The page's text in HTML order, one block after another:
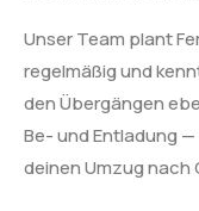
Unser Team plant
regelmäßig und
den Übergängen
Be- und Entladung
deinen Umzug nach